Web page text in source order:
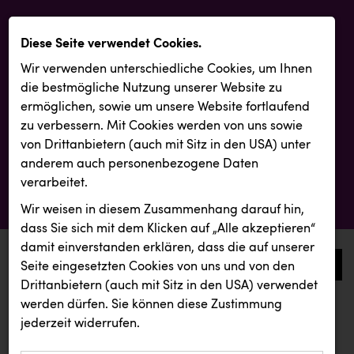
0
aktuelle aussendungen
aktuelle aussendungen
Diese Seite verwendet Cookies.
Wir verwenden unterschiedliche Cookies, um Ihnen
die best­mögliche Nutzung unserer Website zu
ermöglichen, sowie um unsere Website fortlaufend
zu verbessern. Mit Cookies werden von uns sowie
von Drittanbietern (auch mit Sitz in den USA) unter
anderem auch personenbezogene Daten
verarbeitet.
Wir weisen in diesem Zusammenhang darauf hin,
dass Sie sich mit dem Klicken auf „Alle akzeptieren“
damit ein­ver­standen erklären, dass die auf unserer
Seite eingesetzten Cookies von uns und von den
Drittanbietern (auch mit Sitz in den USA) verwendet
werden dürfen. Sie können diese Zustimmung
jederzeit widerrufen.